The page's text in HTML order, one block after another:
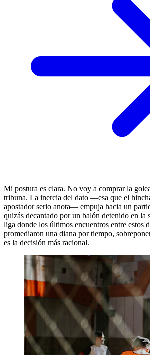
Mi postura es clara. No voy a comprar la
tribuna. La inercia del dato —esa que el
apostador serio anota— empuja hacia un
quizás decantado por un balón detenido en la
liga donde los últimos encuentros entre estos
promediaron una diana por tiempo,
es la decisión más racional.